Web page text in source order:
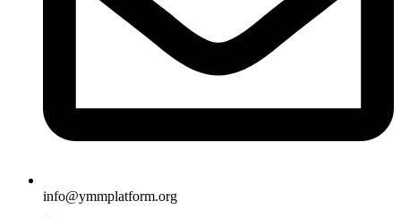
info@ymmplatform.org